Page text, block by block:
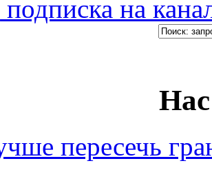
подписка на
пересечь